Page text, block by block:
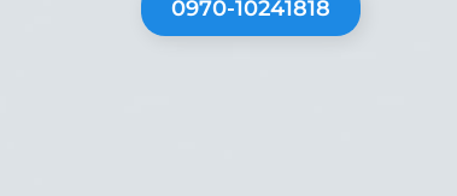
0970-10241818